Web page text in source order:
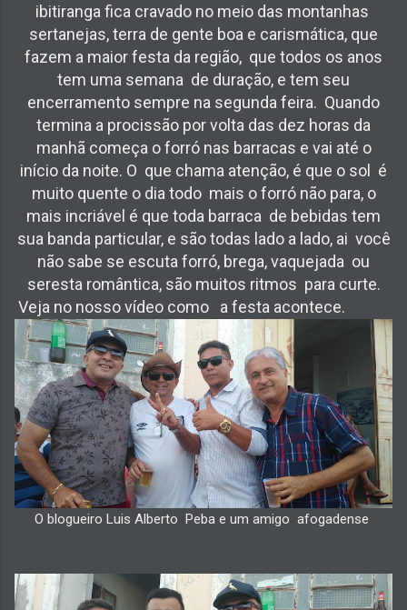
ibitiranga fica cravado no meio das montanhas
sertanejas, terra de gente boa e carismática, que
fazem a maior festa da região, que todos os anos
tem uma semana de duração, e tem seu
encerramento sempre na segunda feira. Quando
termina a procissão por volta das dez horas da
manhã começa o forró nas barracas e vai até o
início da noite. O que chama atenção, é que o sol é
muito quente o dia todo mais o forró não para, o
mais incriável é que toda barraca de bebidas tem
sua banda particular, e são todas lado a lado, ai você
não sabe se escuta forró, brega, vaquejada ou
seresta romântica, são muitos ritmos para curte.
Veja no nosso vídeo como a festa acontece.
O blogueiro Luis Alberto Peba e um amigo afogadense